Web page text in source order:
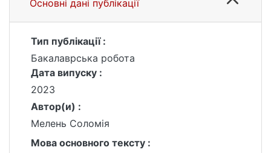
Основні дані публікації
Тип публікації :
Бакалаврська робота
Дата випуску :
2023
Автор(и) :
Мелень Соломія
Мова основного тексту :